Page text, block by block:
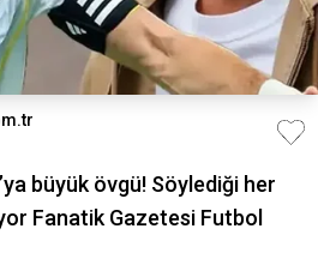
büyük övgü! Söylediği her
Fanatik Gazetesi Futbol